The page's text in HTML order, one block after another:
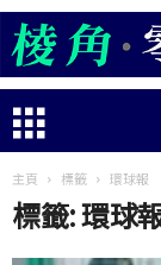
主頁 標籤 環球報
標籤: 環球